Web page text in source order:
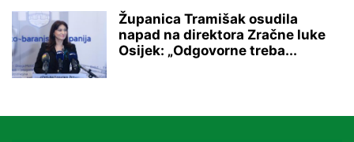
Županica Tramišak osudila
napad na direktora Zračne luke
Osijek: „Odgovorne treba...